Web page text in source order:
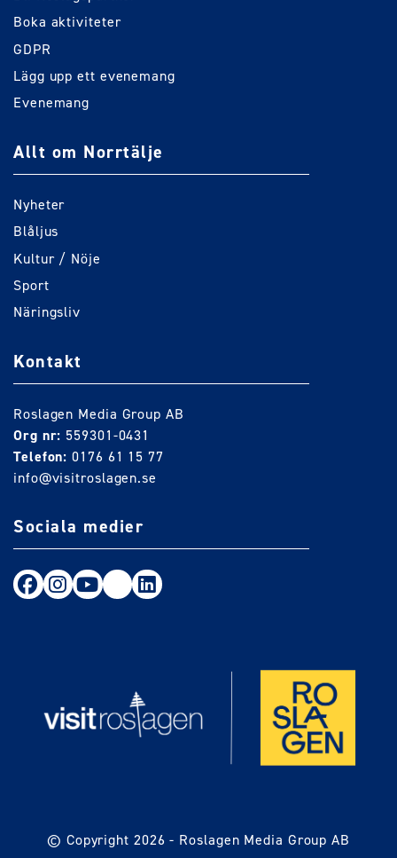
Boka aktiviteter
GDPR
Lägg upp ett evenemang
Evenemang
Allt om Norrtälje
Nyheter
Blåljus
Kultur / Nöje
Sport
Näringsliv
Kontakt
Roslagen Media Group AB
Org nr: 559301-0431
Telefon: 0176 61 15 77
info@visitroslagen.se
Sociala medier
Följ oss på Facebook
Följ oss på Instagram
Följ oss på Youtube
TikTokLinkedIn
© Copyright 2026 - Roslagen Media Group AB